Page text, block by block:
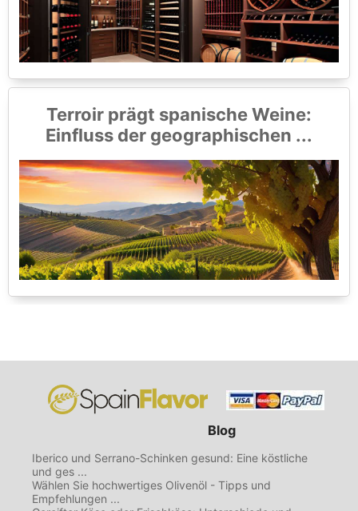
Terroir prägt spanische Weine:
Einfluss der geographischen ...
Blog
Iberico und Serrano-Schinken gesund: Eine köstliche
und ges ...
Wählen Sie hochwertiges Olivenöl - Tipps und
Empfehlungen ...